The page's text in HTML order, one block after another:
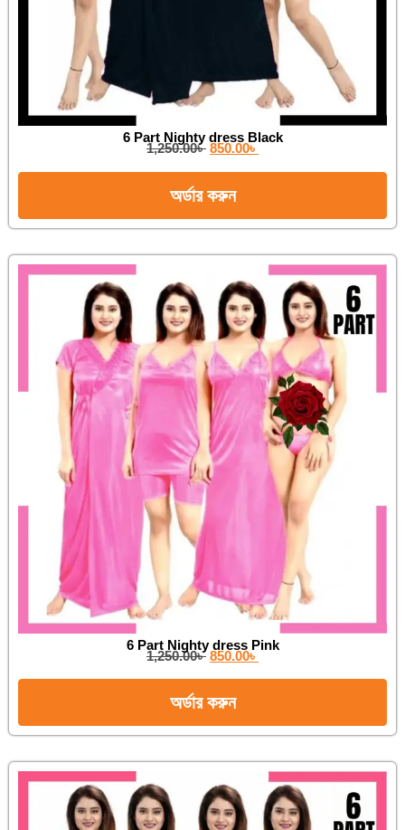
6 Part Nighty dress Black
1,250.00৳ 850.00৳
অর্ডার করুন
6 Part Nighty dress Pink
1,250.00৳ 850.00৳
অর্ডার করুন